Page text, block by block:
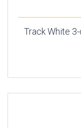
Track White